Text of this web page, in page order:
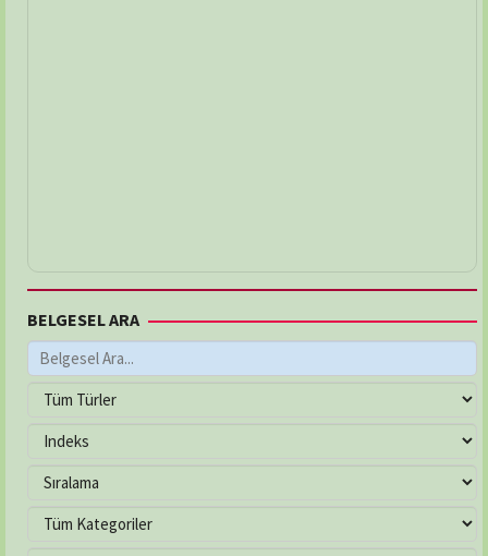
BELGESEL ARA